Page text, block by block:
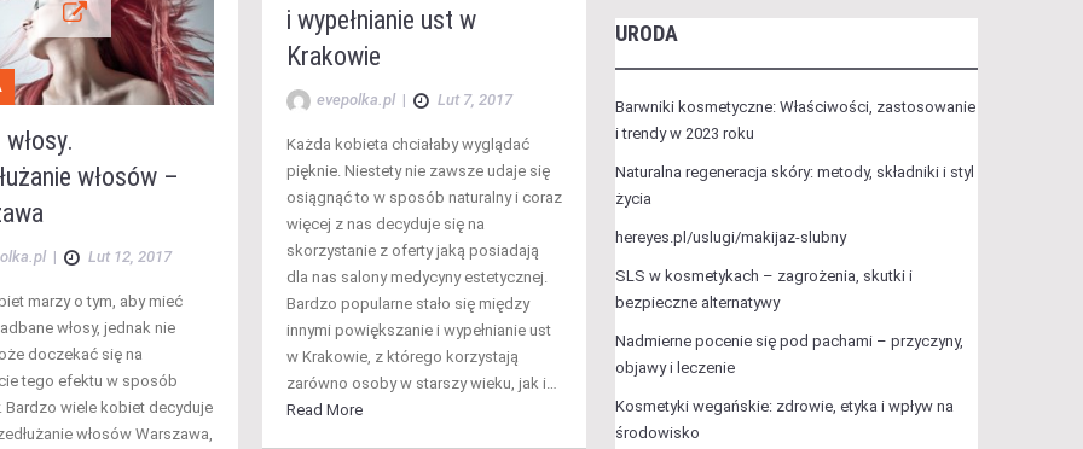
włosy.
włosów –
| Lut 12, 2017
marzy o tym, aby mieć
włosy, jednak nie
doczekać się na
tego efektu w sposób
Bardzo wiele kobiet decyduje
włosów Warszawa,
i wypełnianie ust w
Krakowie
evepolka.pl| Lut 7, 2017
Każda kobieta chciałaby wyglądać
pięknie. Niestety nie zawsze udaje się
osiągnąć to w sposób naturalny i coraz
więcej z nas decyduje się na
skorzystanie z oferty jaką posiadają
dla nas salony medycyny estetycznej.
Bardzo popularne stało się między
innymi powiększanie i wypełnianie ust
w Krakowie, z którego korzystają
zarówno osoby w starszy wieku, jak i…
Read More
URODA
Barwniki kosmetyczne: Właściwości, zastosowanie
i trendy w 2023 roku
Naturalna regeneracja skóry: metody, składniki i styl
życia
hereyes.pl/uslugi/makijaz-slubny
SLS w kosmetykach – zagrożenia, skutki i
bezpieczne alternatywy
Nadmierne pocenie się pod pachami – przyczyny,
objawy i leczenie
Kosmetyki wegańskie: zdrowie, etyka i wpływ na
środowisko